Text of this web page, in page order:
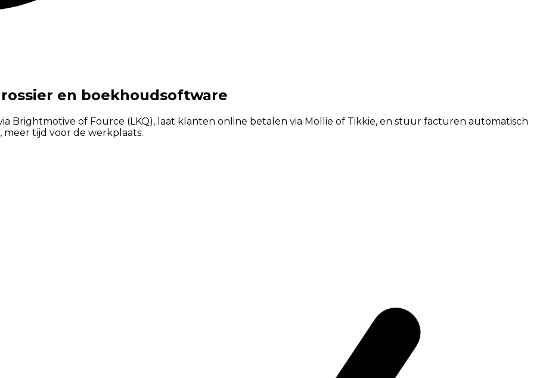
en boekhoudsoftware
Brightmotive of Fource (LKQ), laat klanten online betalen via Mollie of Tikkie, en stuur facturen automatisch
tijd voor de werkplaats.